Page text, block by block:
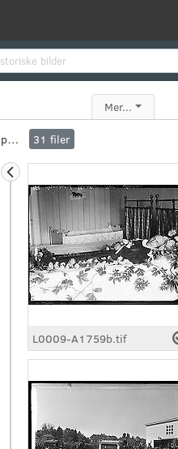
Mer...
Søk på flere verdier 31 filer
L0009-A1759b.tif